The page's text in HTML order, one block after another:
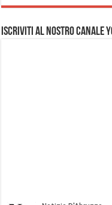
Iscriviti al nostro Canale